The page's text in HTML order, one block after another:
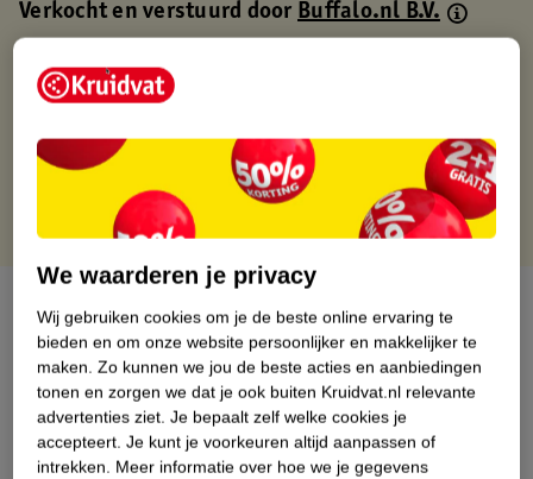
Verkocht en verstuurd doorBuffalo.nl B.V.
Gratis thuisbezorgd
Gratis punten met je Kruidvat kaart
Over dit product
Productinformatie
Nature Impact Score
Dit product heeft (nog) geen Nature
We waarderen je privacy
Wij gebruiken cookies om je de beste online ervaring te
bieden en om onze website persoonlijker en makkelijker te
maken. Zo kunnen we jou de beste acties en aanbiedingen
tonen en zorgen we dat je ook buiten Kruidvat.nl relevante
advertenties ziet. Je bepaalt zelf welke cookies je
accepteert. Je kunt je voorkeuren altijd aanpassen of
intrekken. Meer informatie over hoe we je gegevens